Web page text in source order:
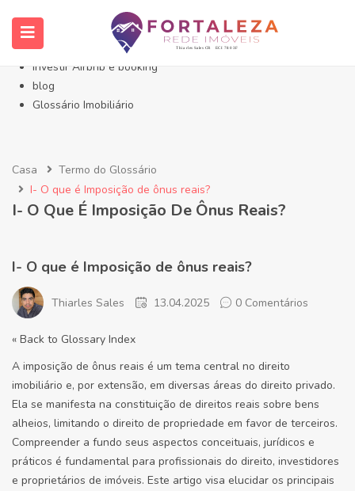
Início- Imóveis Fortaleza Eusébio
Imóveis em Fortaleza
Imóveis no Eusébio
Investir Airbnb e booking
blog
Glossário Imobiliário
Casa
Termo do Glossário
I- O que é Imposição de ônus reais?
I- O Que É Imposição De Ônus Reais?
I- O que é Imposição de ônus reais?
Thiarles Sales 13.04.2025 0 Comentários
« Back to Glossary Index
A imposição de ônus reais é um tema central no direito
imobiliário e, por extensão, em diversas áreas do direito privado.
Ela se manifesta na constituição de direitos reais sobre bens
alheios, limitando o direito de propriedade em favor de terceiros.
Compreender a fundo seus aspectos conceituais, jurídicos e
práticos é fundamental para profissionais do direito, investidores
e proprietários de imóveis. Este artigo visa elucidar os principais